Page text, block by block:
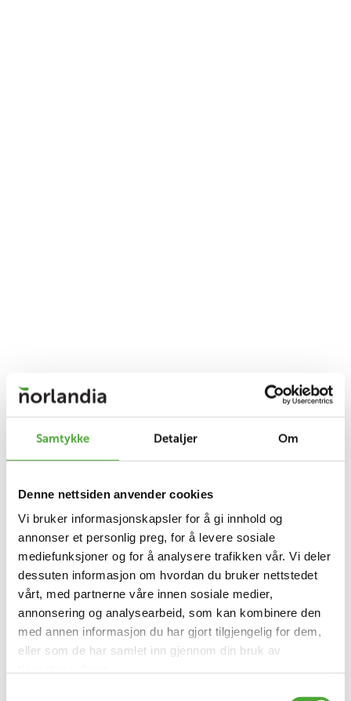
Samtykke Detaljer Om
Denne nettsiden anvender cookies
Vi bruker informasjonskapsler for å gi innhold og
annonser et personlig preg, for å levere sosiale
mediefunksjoner og for å analysere trafikken vår. Vi deler
dessuten informasjon om hvordan du bruker nettstedet
vårt, med partnerne våre innen sosiale medier,
annonsering og analysearbeid, som kan kombinere den
med annen informasjon du har gjort tilgjengelig for dem,
eller som de har samlet inn gjennom din bruk av